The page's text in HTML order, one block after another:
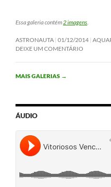
Essa galeria contém2 imagens.
ASTRONAUTA 01/12/2014
DEIXE UM COMENTÁRIO
MAIS GALERIAS →
ÁUDIO